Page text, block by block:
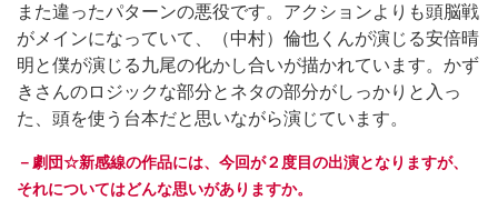
また違ったパターンの悪役です。アクションよりも頭脳戦
がメインになっていて、（中村）倫也くんが演じる安倍晴
明と僕が演じる九尾の化かし合いが描かれています。かず
きさんのロジックな部分とネタの部分がしっかりと入っ
た、頭を使う台本だと思いながら演じています。
－劇団☆新感線の作品には、今回が２度目の出演となりますが、
それについてはどんな思いがありますか。